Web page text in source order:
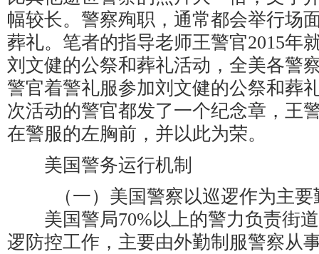
幅较长。警察殉职，通常都会举行场
葬礼。笔者的指导老师王警官2015年
刘文健的公祭和葬礼活动，全美各警
警官着警礼服参加刘文健的公祭和葬
次活动的警官都发了一个纪念章，王
在警服的左胸前，并以此为荣。
美国警务运行机制
（一）美国警察以巡逻作为主要
美国警局70%以上的警力负责街道
逻防控工作，主要由外勤制服警察从